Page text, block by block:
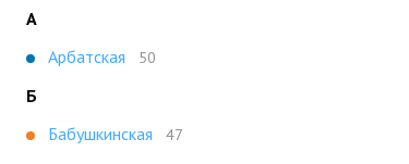
А
Арбатская
50
Б
Бабушкинская
47